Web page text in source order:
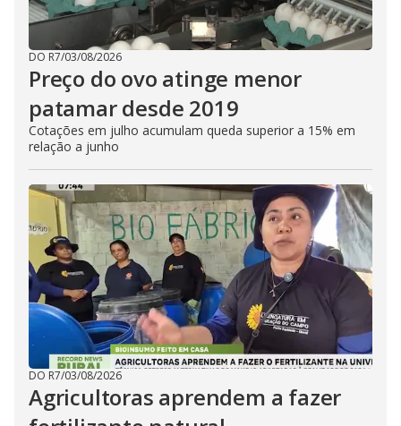
DO R7/03/08/2026
Preço do ovo atinge menor
patamar desde 2019
Cotações em julho acumulam queda superior a 15% em
relação a junho
DO R7/03/08/2026
Agricultoras aprendem a fazer